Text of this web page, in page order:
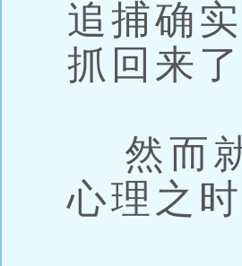
追捕确
抓回来了
然而就
心理之